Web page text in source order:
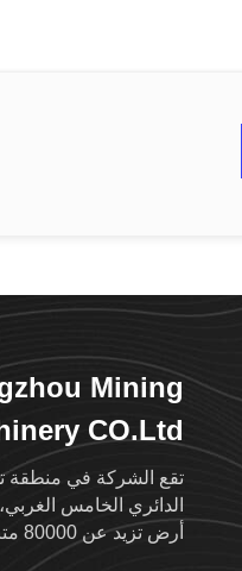
Mining
CO.Ltd
تقع الشركة في منطقة
الدائري الخامس
أرض تزيد عن 80000 متر مربع.